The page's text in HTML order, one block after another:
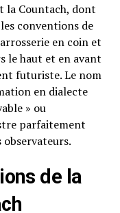
la Countach, dont
conventions de
en coin et
le haut et en avant
futuriste. Le nom
en dialecte
» ou
parfaitement
de la